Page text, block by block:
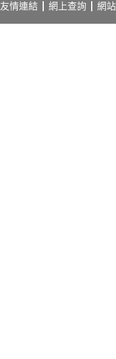
友情連結 網上查詢 網